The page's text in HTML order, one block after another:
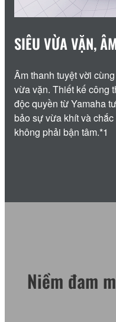
SIÊU VỪA VẶN,
Âm thanh tuyệt vời
vừa vặn. Thiết kế công
độc quyền từ Yamaha
bảo sự vừa khít và
không phải bận tâm.*1
Niềm đam